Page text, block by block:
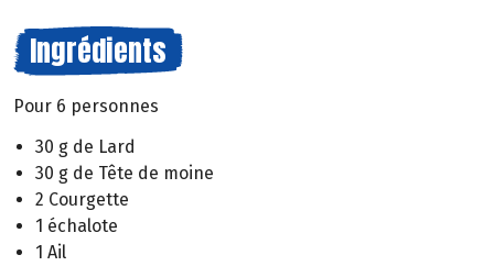
Ingrédients
Pour 6 personnes
30 g de Lard
30 g de Tête de moine
2 Courgette
1 échalote
1 Ail